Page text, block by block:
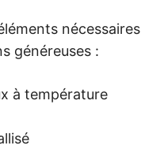
nécessaires
généreuses :
à température